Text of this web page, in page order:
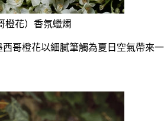
橙花）香氛蠟燭
哥橙花以細膩筆觸為夏日空氣帶來一